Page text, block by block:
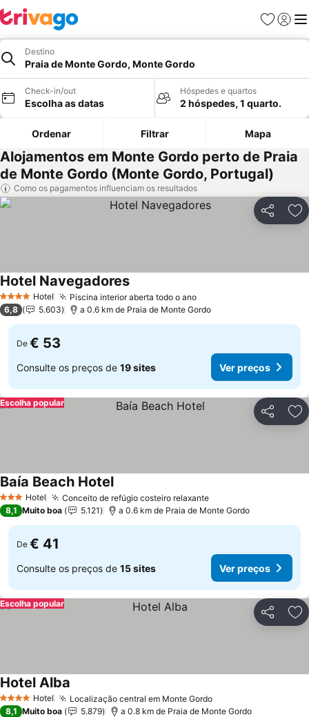
Favoritos
Iniciar
Destino
Praia de Monte Gordo, Monte Gordo
Check-in/out
Escolha as datas
Hóspedes e quartos
2 hóspedes, 1 quarto.
Ordenar Filtrar Mapa
Alojamentos em Monte Gordo perto de Praia
de Monte Gordo (Monte Gordo, Portugal)
Como os pagamentos influenciam os resultados
Partilhar
4 EstrelasHotel Piscina interior aberta todo o ano
Hotel Navegadores
6,8 5.603 a 0.6 km de Praia de Monte Gordo
De € 53
Consulte os preços de 19 sites Ver preços
Partilhar
Escolha popular
3 EstrelasHotel Conceito de refúgio costeiro relaxante
Baía Beach Hotel
8,1 Muito boa 5.121 a 0.6 km de Praia de Monte Gordo
De € 41
Consulte os preços de 15 sites Ver preços
Partilhar
Escolha popular
4 EstrelasHotel Localização central em Monte Gordo
Hotel Alba
8,1 Muito boa 5.879 a 0.8 km de Praia de Monte Gordo